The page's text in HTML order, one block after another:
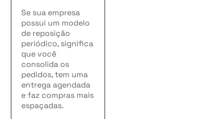
Se sua empresa
possui um modelo
de reposição
periódico, significa
que você
consolida os
pedidos, tem uma
entrega agendada
e faz compras mais
espaçadas.